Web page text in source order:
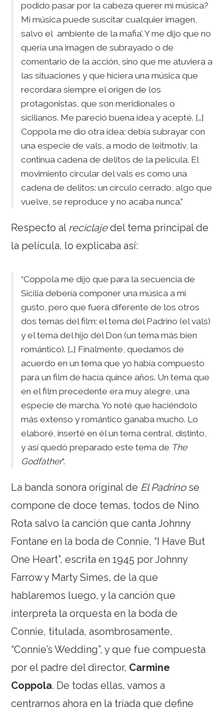
podido pasar por la cabeza querer mi música?
Mi música puede suscitar cualquier imagen,
salvo el ambiente de la mafia’. Y me dijo que no
quería una imagen de subrayado o de
comentario de la acción, sino que me atuviera a
las situaciones y que hiciera una música que
recordara siempre el origen de los
protagonistas, que son meridionales o
sicilianos. Me pareció buena idea y acepté. […]
Coppola me dio otra idea: debía subrayar con
una especie de vals, a modo de leitmotiv, la
continua cadena de delitos de la película. El
movimiento circular del vals es como una
cadena de delitos: un círculo cerrado, algo que
vuelve, se reproduce y no acaba nunca.”
Respecto al reciclajedel tema principal de
la película, lo explicaba así:
“Coppola me dijo que para la secuencia de
Sicilia debería componer una música a mi
gusto, pero que fuera diferente de los otros
dos temas del film: el tema del Padrino (el vals)
y el tema del hijo del Don (un tema más bien
romántico). […] Finalmente, quedamos de
acuerdo en un tema que yo había compuesto
para un film de hacía quince años. Un tema que
en el film precedente era muy alegre, una
especie de marcha. Yo noté que haciéndolo
más extenso y romántico ganaba mucho. Lo
elaboré, inserté en él un tema central, distinto,
y así quedó preparado este tema de The
Godfather”.
La banda sonora original de El Padrinose
compone de doce temas, todos de Nino
Rota salvo la canción que canta Johnny
Fontane en la boda de Connie, “I Have But
One Heart”, escrita en 1945 por Johnny
Farrow y Marty Simes, de la que
hablaremos luego, y la canción que
interpreta la orquesta en la boda de
Connie, titulada, asombrosamente,
“Connie’s Wedding”, y que fue compuesta
por el padre del director, Carmine
Coppola. De todas ellas, vamos a
centrarnos ahora en la tríada que define